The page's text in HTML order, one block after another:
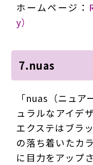
ホームページ：
y）
7.nuas
「nuas（ニュア
ュラルなアイデ
エクステはブラ
の落ち着いたカ
に目力をアップ